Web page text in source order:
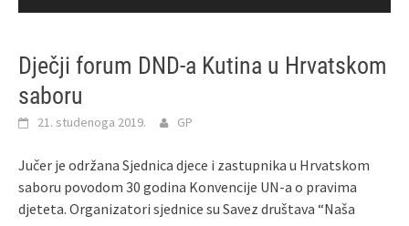
Dječji forum DND-a Kutina u Hrvatskom
saboru
21. studenoga 2019. GP
Jučer je održana Sjednica djece i zastupnika u Hrvatskom
saboru povodom 30 godina Konvencije UN-a o pravima
djeteta. Organizatori sjednice su Savez društava “Naša